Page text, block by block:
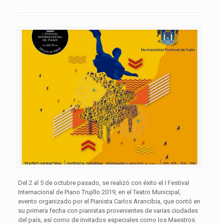
Del 2 al 5 de octubre pasado, se realizó con éxito el I Festival
Internacional de Piano Trujillo 2019, en el Teatro Municipal,
evento organizado por el Pianista Carlos Arancibia, que contó en
su primera fecha con pianistas provenientes de varias ciudades
del país, así como de invitados especiales como los Maestros